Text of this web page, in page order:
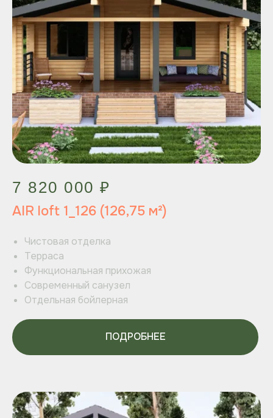
7 820 000 ₽
AIR loft 1_126 (126,75 м²)
Чистовая отделка
Терраса
Функциональная прихожая
Современный санузел
Отдельная бойлерная
ПОДРОБНЕЕ